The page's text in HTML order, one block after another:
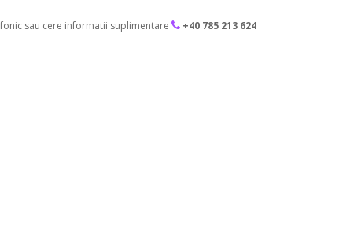
sau cere informatii suplimentare +40 785 213 624